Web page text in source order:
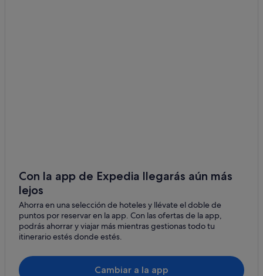
Con la app de Expedia llegarás aún más
lejos
Ahorra en una selección de hoteles y llévate el doble de
puntos por reservar en la app. Con las ofertas de la app,
podrás ahorrar y viajar más mientras gestionas todo tu
itinerario estés donde estés.
Cambiar a la app